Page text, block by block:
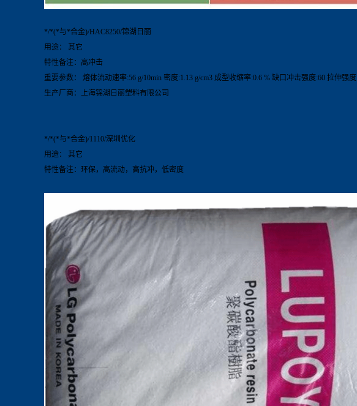
*/*(*与*合金)/HAC8250/锦湖日丽
用途： 其它
特性备注：高冲击
重要参数： 熔体流动速率:56 g/10min 密度:1.13 g/cm3 成型收缩率:0.6 % 缺口冲击强度:60 拉伸
生产厂商：上海锦湖日丽塑料有限公司
*/*(*与*合金)/1110/深圳优化
用途： 其它
特性备注：环保，高流动，高抗冲，低密度